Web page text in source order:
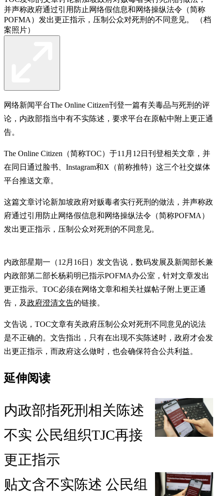
并声称政府通过引用防止网络假信息和网络操纵法令（简称
POFMA）发出更正指示，压制公众对死刑的不同意见。 （档
案照片）
网络新闻平台The Online Citizen刊登一篇有关毒品与死刑的评
论，内政部指当中有不实陈述，要求平台在原帖中附上更正通
告。
The Online Citizen（简称TOC）于11月12日刊登相关文章，并
在同日通过脸书、Instagram和X（前称推特）这三个社交媒体
平台推送文章。
这篇文章讨论新加坡政府对贩毒者实行死刑的做法，并声称政
府通过引用防止网络假信息和网络操纵法令（简称POFMA）
发出更正指示，压制公众对死刑的不同意见。
内政部星期一（12月16日）发文告说，数码发展及新闻部长兼
内政部第二部长杨莉明已指示POFMA办公室，针对文章发出
更正指示。TOC必须在网络文章和相关社媒帖子附上更正通
告，及政府澄清文告的链接。
文告说，TOC文章有关政府压制公众对死刑不同意见的说法
是不正确的。文告指出，只有在出现不实陈述时，政府才会发
出更正指示，而政府这么做时，也会确保符合公共利益。
延伸阅读
内政部指死刑相关陈述
不实 公民组织TJC再接
更正指示
贴文含不实陈述 公民组